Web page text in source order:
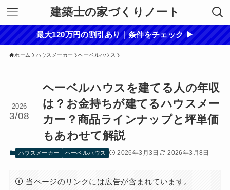
建築士の家づくりノート
最大120万円の割引あり｜条件をチェック ▶
ホーム ハウスメーカー ヘーベルハウス
ヘーベルハウスを建てる人の年収
は？お金持ちが建てるハウスメー
カー？商品ラインナップと坪単価
もあわせて解説
2026
3/08
ハウスメーカー ヘーベルハウス 2026年3月3日 2026年3月8日
当ページのリンクには広告が含まれています。